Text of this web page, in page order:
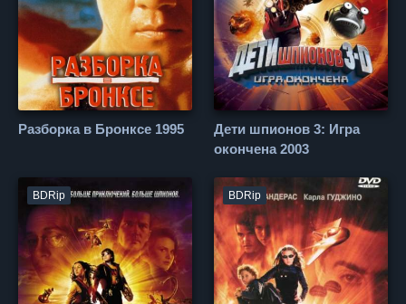
Разборка в Бронксе 1995
Дети шпионов 3: Игра
окончена 2003
BDRip BDRip